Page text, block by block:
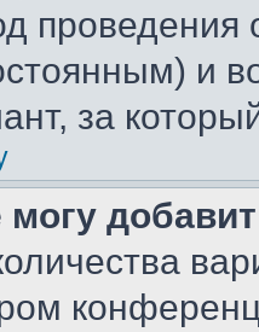
проведения
и
за